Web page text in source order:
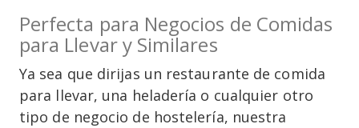
Perfecta para Negocios de Comidas
para Llevar y Similares
Ya sea que dirijas un restaurante de comida
para llevar, una heladería o cualquier otro
tipo de negocio de hostelería, nuestra